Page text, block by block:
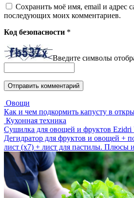
Сохранить моё имя, email и адрес
последующих моих комментариев.
Код безопасности *
Введите символы
Овощи
Как и чем подкормить капусту в
Кухонная техника
Сушилка для овощей и фруктов
Дегидратор для фруктов и овощей +
лист (х7) + лист для пастилы. Плюсы